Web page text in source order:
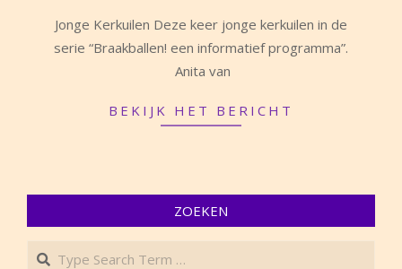
04-
07
Jonge Kerkuilen Deze keer jonge kerkuilen in de
serie “Braakballen! een informatief programma”.
Anita van
BEKIJK HET BERICHT
ZOEKEN
Search